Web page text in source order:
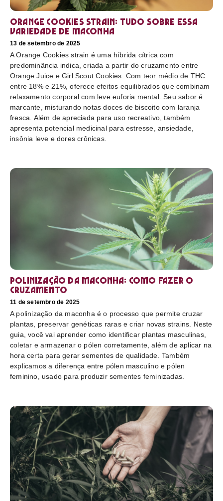
Orange Cookies strain: tudo sobre essa
variedade de maconha
13 de setembro de 2025
A Orange Cookies strain é uma híbrida cítrica com
predominância indica, criada a partir do cruzamento entre
Orange Juice e Girl Scout Cookies. Com teor médio de THC
entre 18% e 21%, oferece efeitos equilibrados que combinam
relaxamento corporal com leve euforia mental. Seu sabor é
marcante, misturando notas doces de biscoito com laranja
fresca. Além de apreciada para uso recreativo, também
apresenta potencial medicinal para estresse, ansiedade,
insônia leve e dores crônicas.
Polinização da maconha: como fazer o
cruzamento
11 de setembro de 2025
A polinização da maconha é o processo que permite cruzar
plantas, preservar genéticas raras e criar novas strains. Neste
guia, você vai aprender como identificar plantas masculinas,
coletar e armazenar o pólen corretamente, além de aplicar na
hora certa para gerar sementes de qualidade. Também
explicamos a diferença entre pólen masculino e pólen
feminino, usado para produzir sementes feminizadas.